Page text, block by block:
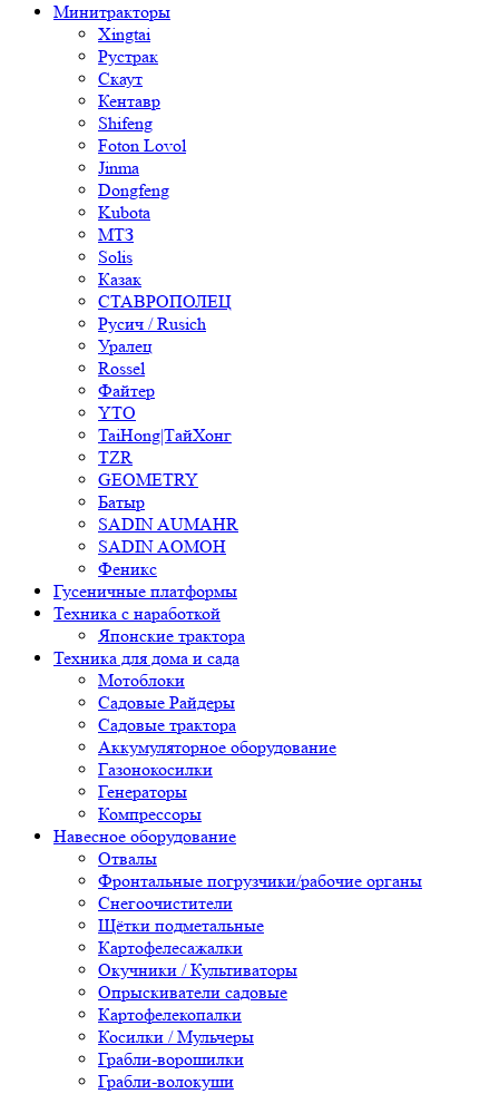
Минитракторы
Xingtai
Рустрак
Скаут
Кентавр
Shifeng
Foton Lovol
Jinma
Dongfeng
Kubota
МТЗ
Solis
Казак
СТАВРОПОЛЕЦ
Русич / Rusich
Уралец
Rossel
Файтер
YTO
TaiHong|ТайХонг
TZR
GEOMETRY
Батыр
SADIN AUMAHR
SADIN AOMOH
Феникс
Гусеничные платформы
Техника с наработкой
Японские трактора
Техника для дома и сада
Мотоблоки
Садовые Райдеры
Садовые трактора
Аккумуляторное оборудование
Газонокосилки
Генераторы
Компрессоры
Навесное оборудование
Отвалы
Фронтальные погрузчики/рабочие органы
Снегоочистители
Щётки подметальные
Картофелесажалки
Окучники / Культиваторы
Опрыскиватели садовые
Картофелекопалки
Косилки / Мульчеры
Грабли-ворошилки
Грабли-волокуши